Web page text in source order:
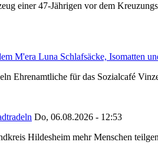
einer 47-Jährigen vor dem
M'era Luna Schlafsäcke, Isomatten
Ehrenamtliche für das Sozialcafé
Do, 06.08.2026 - 12:53
Hildesheim mehr Menschen